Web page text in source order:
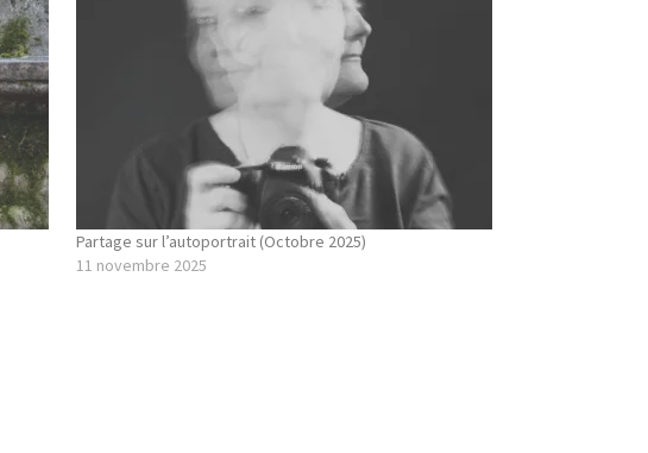
Partage sur l’autoportrait (Octobre 2025)
11 novembre 2025